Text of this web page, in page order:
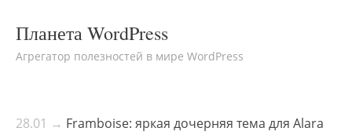
Планета WordPress
Агрегатор полезностей в мире WordPress
28.01 → Framboise: яркая дочерняя тема для Alara